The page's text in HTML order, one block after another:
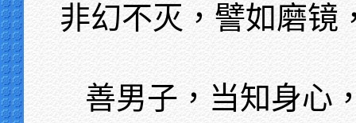
非幻不灭，譬如磨镜
善男子，当知身心